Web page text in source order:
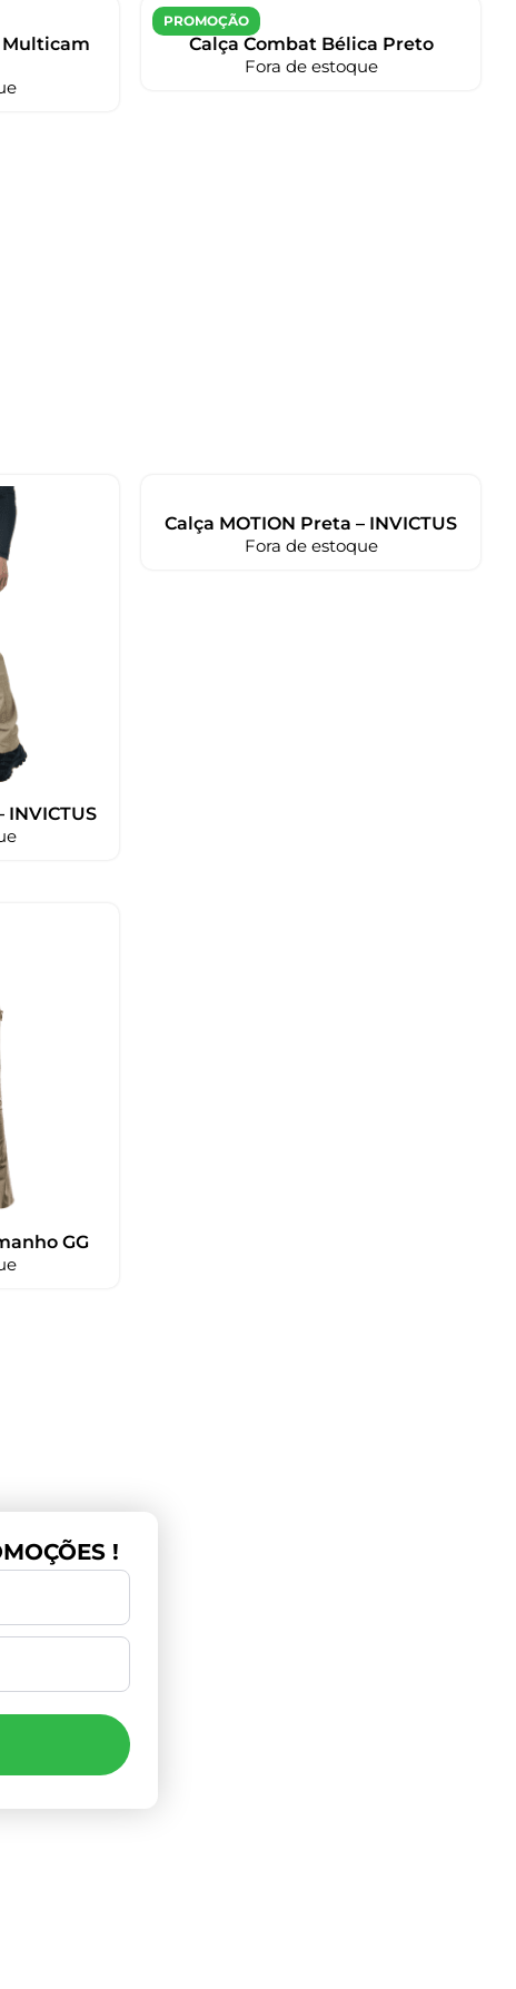
Multicam
PROMOÇÃO
Calça Combat Bélica Preto
Fora de estoque
INVICTUS
Calça MOTION Preta – INVICTUS
Fora de estoque
GG
!